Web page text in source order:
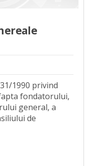
1990 privind
fondatorului,
general, a
de